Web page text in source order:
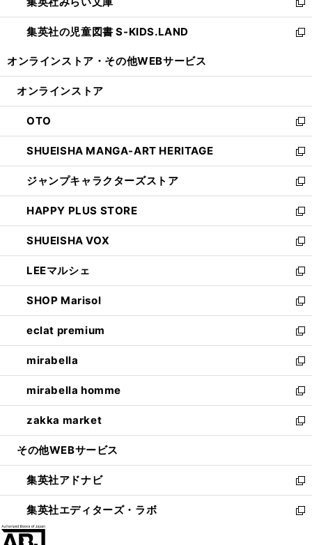
開
く
ド
ウ
で
ィ
ン
ド
開
新
し
い
ン
ウ
で
開
く
集英社の児童図書 S-KIDS.LAND
新
ウ
ン
ド
ウ
で
開
く
オンラインストア・ その他WEBサービス
オンラインストア
OTO
新
し
い
ウ
ィ
ン
ド
ウ
で
開
く
SHUEISHA MANGA-ART HERITAGE
新
し
い
ウ
ィ
ン
ド
ウ
で
開
く
ジャンプキャラクターズストア
新
し
い
ウ
ィ
ン
ド
ウ
で
開
く
HAPPY PLUS STORE
新
し
い
ウ
ィ
ン
ド
ウ
で
開
く
SHUEISHA VOX
新
し
い
ウ
ィ
ン
ド
ウ
で
開
く
LEEマルシェ
新
し
い
ウ
ィ
ン
ド
ウ
で
開
く
SHOP Marisol
新
し
い
ウ
ィ
ン
ド
ウ
で
開
eclat premium
新
し
い
ウ
ィ
ン
ド
ウ
開
く
mirabella
新
し
い
ウ
ィ
ン
ウ
で
開
く
mirabella homme
新
し
い
ウ
ン
ド
ウ
で
zakka market
新
し
ウ
ィ
ン
ド
その他WEBサービス
集英社アドナビ
新
し
い
集英社エディターズ・ラボ
新